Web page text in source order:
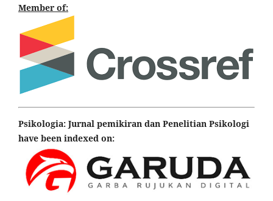
Member of:
Psikologia: Jurnal pemikiran dan Penelitian Psikologi
have been indexed on: